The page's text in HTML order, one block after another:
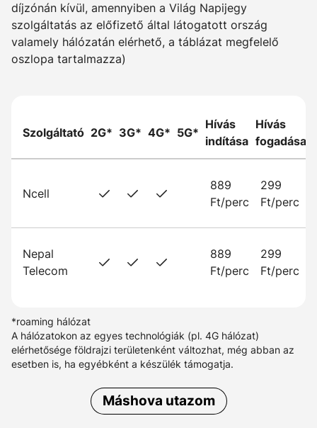
díjzónán kívül, amennyiben a Világ Napijegy
szolgáltatás az előfizető által látogatott ország
valamely hálózatán elérhető, a táblázat megfelelő
oszlopa tartalmazza)
Szolgáltató 2G* 3G* 4G* 5G*
Hívás
indítása
Hívás
fogadása
Ncell
889
Ft/perc
299
Ft/perc
Nepal
Telecom
889
Ft/perc
299
Ft/perc
*roaming hálózat
A hálózatokon az egyes technológiák (pl. 4G hálózat)
elérhetősége földrajzi területenként változhat, még abban az
esetben is, ha egyébként a készülék támogatja.
Máshova utazom